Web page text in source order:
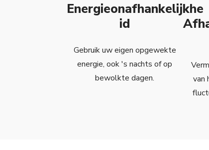
Energieonafhankelijkhe
id
Gebruik uw eigen opgewekte
energie, ook 's nachts of op
bewolkte dagen.
van